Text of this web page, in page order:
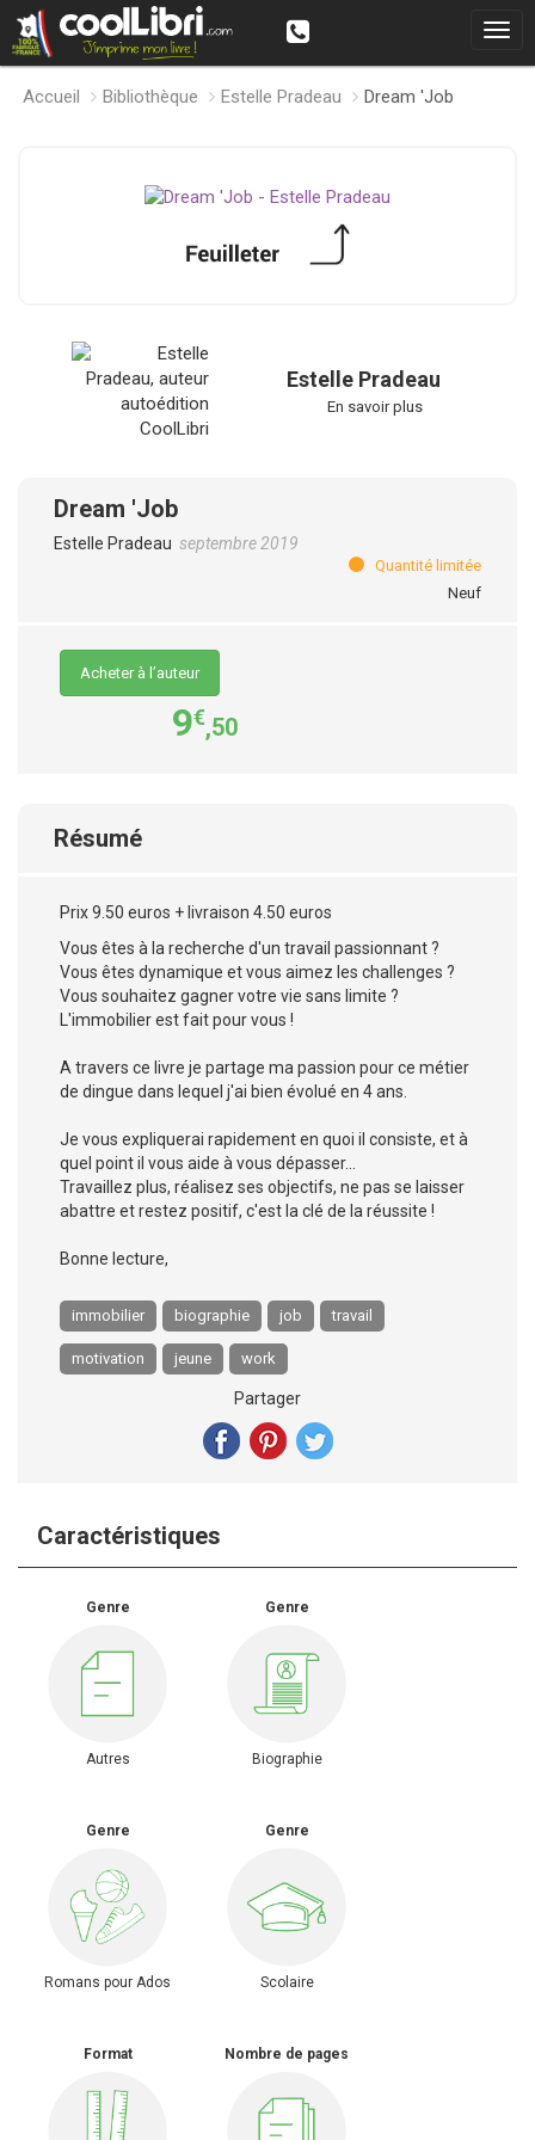
Accueil Bibliothèque Estelle Pradeau Dream 'Job
Estelle Pradeau
En savoir plus
Dream 'Job
Estelle Pradeau septembre 2019
Quantité limitée
Neuf
Acheter à l’auteur
9€,50
Résumé
Prix 9.50 euros + livraison 4.50 euros
Vous êtes à la recherche d'un travail passionnant ?
Vous êtes dynamique et vous aimez les challenges ?
Vous souhaitez gagner votre vie sans limite ?
L'immobilier est fait pour vous !
A travers ce livre je partage ma passion pour ce métier
de dingue dans lequel j'ai bien évolué en 4 ans.
Je vous expliquerai rapidement en quoi il consiste, et à
quel point il vous aide à vous dépasser...
Travaillez plus, réalisez ses objectifs, ne pas se laisser
abattre et restez positif, c'est la clé de la réussite !
Bonne lecture,
immobilier biographie job travail
motivation jeune work
Partager
Caractéristiques
Genre
Autres
Genre
Biographie
Genre
Romans pour Ados
Genre
Scolaire
Format Nombre de pages